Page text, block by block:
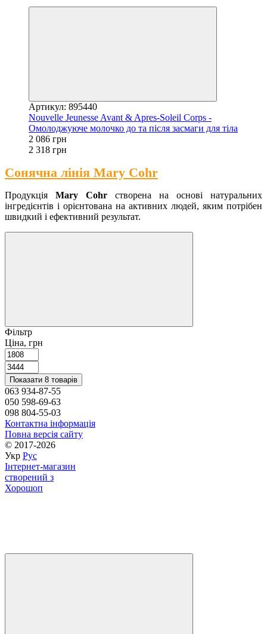
Артикул: 895440
Nouvelle Jeunesse Avant & Apres-Soleil Corps -
Омолоджуюче молочко до та після засмаги для тіла
2 086 грн
2 318 грн
Сонячна лінія Mary Cohr
Продукція Mary Cohr створена на основі натуральних
інгредієнтів і орієнтована на активних людей, яким потрібен
швидкий і ефективний результат.
Фільтр
Ціна, грн
Показати 8 товарів
063 934-87-55
050 598-69-63
098 804-55-03
Контактна інформація
Повна версія сайту
© 2017-2026
Укр Рус
Інтернет-магазин
створений з
Хорошоп